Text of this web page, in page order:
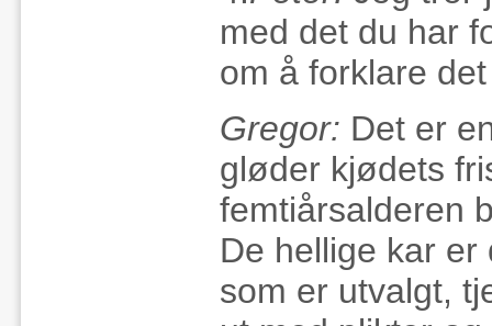
med det du har
om å forklare
Gregor: Det er
gløder kjødets
femtiårsalderen
De hellige kar
som er utvalgt,